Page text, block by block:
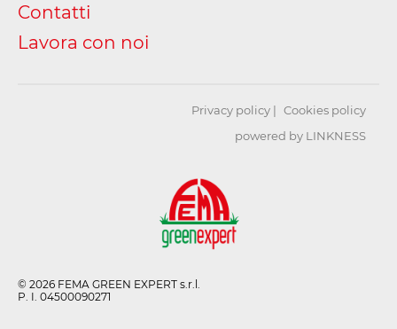
Contatti
Lavora con noi
Privacy policy
Cookies policy
powered by LINKNESS
© 2026 FEMA GREEN EXPERT s.r.l.
P. I. 04500090271